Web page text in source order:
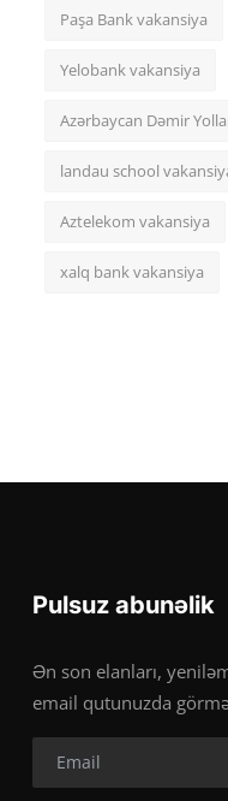
Paşa Bank vakansiya
Yelobank vakansiya
Azərbaycan Dəmir
landau school
Aztelekom vakansiya
xalq bank vakansiya
Pulsuz abunəlik
Ən son elanları,
email qutunuzda